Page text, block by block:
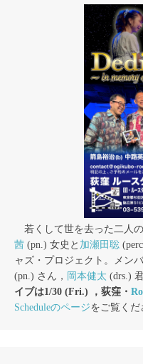
若くして世を去った二人
茜 (pn.) 女史と 加瀬田聡
ャズ・プロジェクト。メン
(pn.) さん， 岡本健太 (drs.)
イブは1/30 (Fri.) ，荻窪・
Scheduleのページをご覧くだ